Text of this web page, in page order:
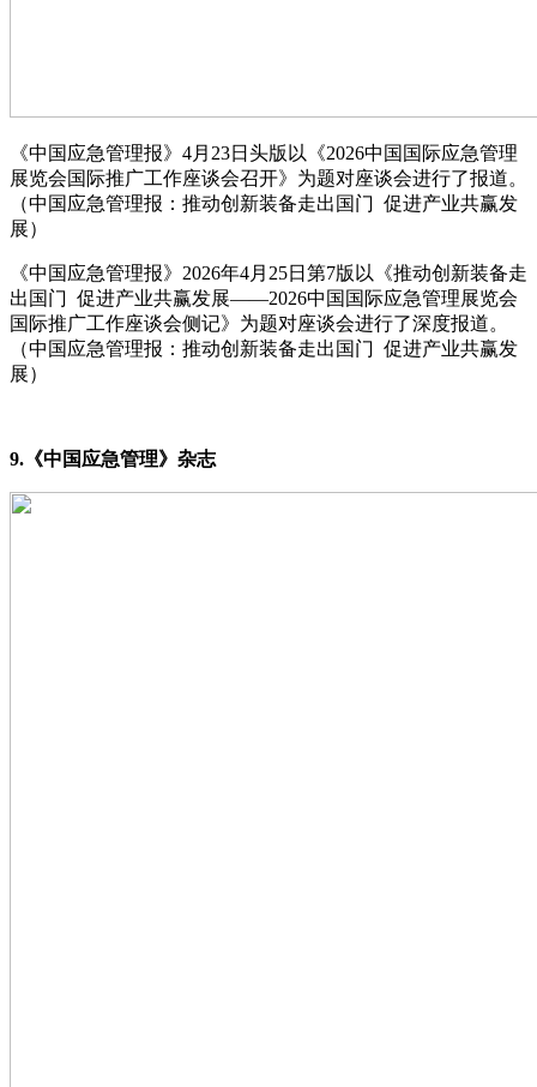
《中国应急管理报》4月23日头版以《2026中国国际应急管理
展览会国际推广工作座谈会召开》为题对座谈会进行了报道。
（中国应急管理报：推动创新装备走出国门 促进产业共赢发
展）
《中国应急管理报》2026年4月25日第7版以《推动创新装备走
出国门 促进产业共赢发展——2026中国国际应急管理展览会
国际推广工作座谈会侧记》为题对座谈会进行了深度报道。
（中国应急管理报：推动创新装备走出国门 促进产业共赢发
展）
9.《中国应急管理》杂志